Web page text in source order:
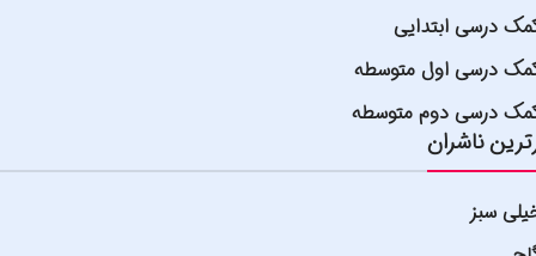
درسی ابتدایی
درسی اول متوسطه
درسی دوم متوسطه
ناشران
سبز